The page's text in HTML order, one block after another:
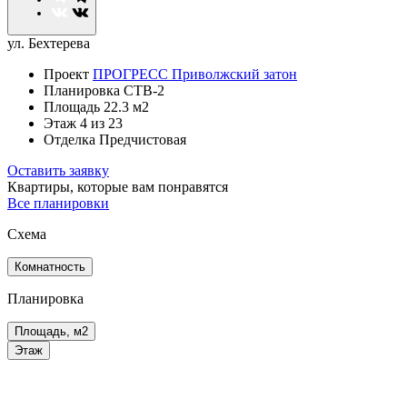
ул. Бехтерева
Проект ПРОГРЕСС Приволжский затон
Планировка СТВ-2
Площадь 22.3 м2
Этаж 4 из 23
Отделка Предчистовая
Оставить заявку
Квартиры, которые вам понравятся
Все планировки
Схема
Комнатность
Планировка
Площадь, м2
Этаж